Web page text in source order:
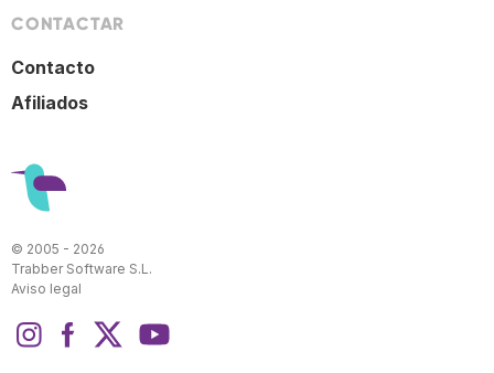
CONTACTAR
Contacto
Afiliados
© 2005 - 2026
Trabber Software S.L.
Aviso legal